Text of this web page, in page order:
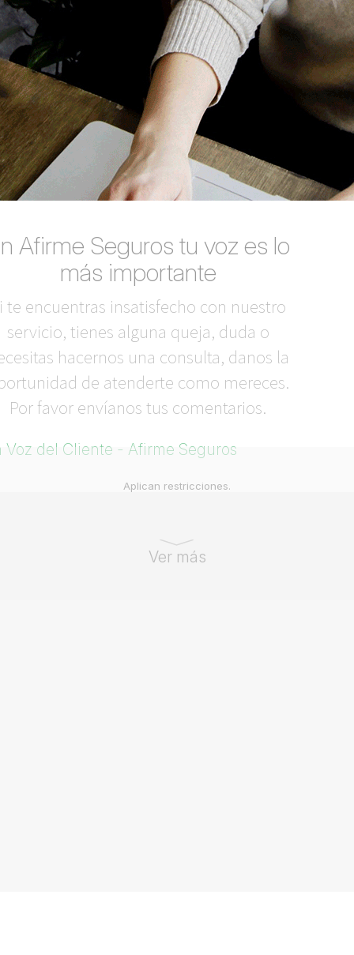
Afirme Seguros tu voz es lo
más importante
te encuentras insatisfecho con nuestro
servicio, tienes alguna queja, duda o
hacernos una consulta, danos la
de atenderte como mereces.
Por favor envíanos tus comentarios.
Voz del Cliente - Afirme Seguros
Aplican restricciones.
Ver más